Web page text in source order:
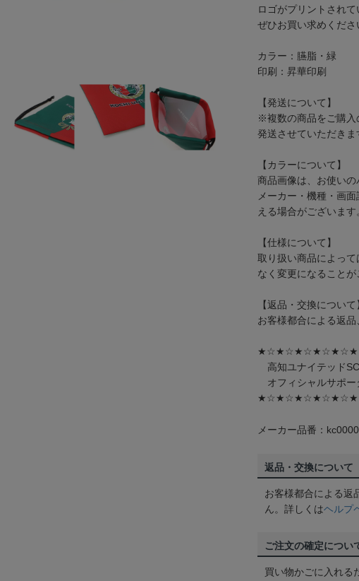
ロゴがプリントされ
ぜひお買い求めくださ
カラー：臙脂・緑
印刷：昇華印刷
【発送について】
※複数の商品をご購入
発送させていただきま
【カラーについて】
商品画像は、お使い
メーカー・機種・画
える場合がございま
【仕様について】
取り扱い商品によっ
なく変更になること
【返品・交換について
お客様都合による返
高知ユナイテッド
オフィシャルサポー
メーカー品番：
返品・交換について
お客様都合による返
ん。詳しくはヘルプ
ご注文の確定につい
買い物かごに入れる